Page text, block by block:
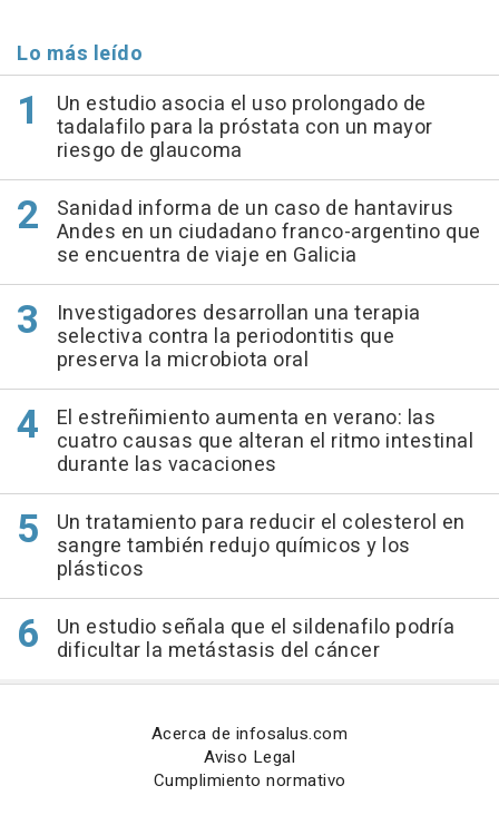
Lo más leído
Un estudio asocia el uso prolongado de
tadalafilo para la próstata con un mayor
riesgo de glaucoma
Sanidad informa de un caso de hantavirus
Andes en un ciudadano franco-argentino que
se encuentra de viaje en Galicia
Investigadores desarrollan una terapia
selectiva contra la periodontitis que
preserva la microbiota oral
El estreñimiento aumenta en verano: las
cuatro causas que alteran el ritmo intestinal
durante las vacaciones
Un tratamiento para reducir el colesterol en
sangre también redujo químicos y los
plásticos
Un estudio señala que el sildenafilo podría
dificultar la metástasis del cáncer
Acerca de infosalus.com
Aviso Legal
Cumplimiento normativo